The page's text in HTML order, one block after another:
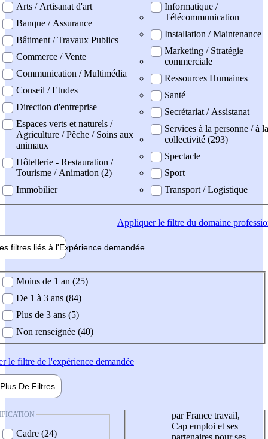
Arts / Artisanat d'art
Banque / Assurance
Bâtiment / Travaux Publics
Commerce / Vente
Communication / Multimédia
Conseil / Etudes
Direction d'entreprise
Espaces verts et naturels /
Agriculture / Pêche / Soins aux
animaux
Hôtellerie - Restauration /
Tourisme / Animation (2)
Immobilier
Informatique /
Télécommunication
Installation / Maintenance
Marketing / Stratégie
commerciale
Ressources Humaines
Santé
Secrétariat / Assistanat
Services à la personne / à la
collectivité (293)
Spectacle
Sport
Transport / Logistique
Appliquerle filtre du domaine
filtres liés à l'Expérience demandée
demandée
Moins de 1 an (25)
De 1 à 3 ans (84)
Plus de 3 ans (5)
Non renseignée (40)
le filtre de l'expérience demandée
Plus De Filtres
Cadre (24)
par France travail,
Cap emploi et ses
partenaires pour ses